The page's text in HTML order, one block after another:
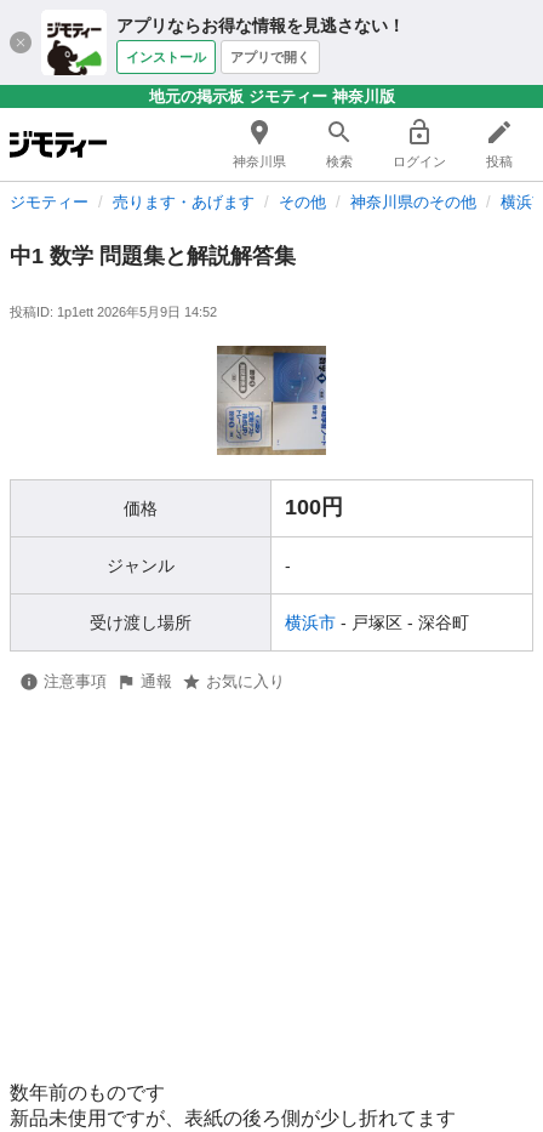
アプリならお得な情報を見逃さない！
インストール アプリで開く
地元の掲示板 ジモティー 神奈川版
神奈川県 検索 ログイン 投稿
ジモティー 売ります・あげます その他 神奈川県のその他 横浜
中1 数学 問題集と解説解答集
投稿ID: 1p1ett 2026年5月9日 14:52
価格 100円
ジャンル -
受け渡し場所 横浜市 - 戸塚区 - 深谷町
注意事項 通報 お気に入り
数年前のものです
新品未使用ですが、表紙の後ろ側が少し折れてます